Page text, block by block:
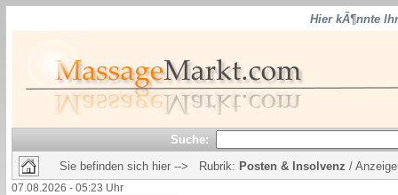
Hier kÃ¶nnte
Suche:
Sie befinden sich hier --> Rubrik: Posten & Insolvenz /
07.08.2026 - 05:23 Uhr